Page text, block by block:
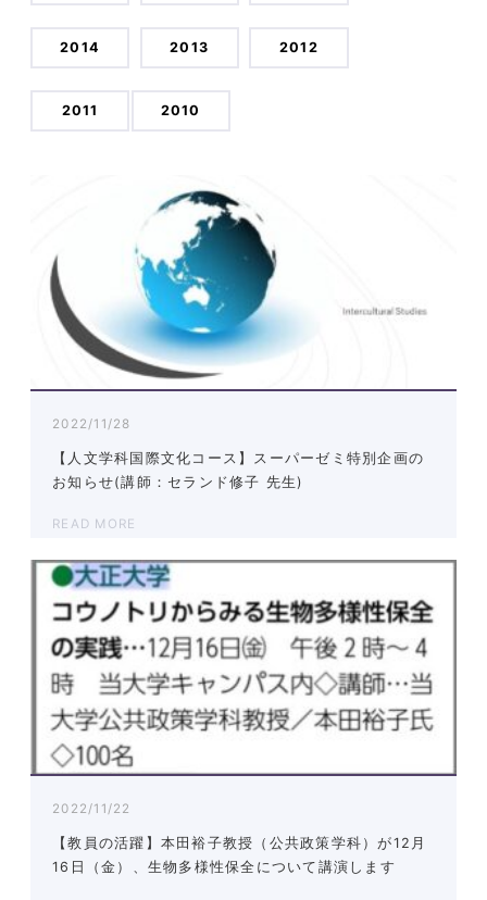
2014 2013 2012
2011 2010
2022/11/28
【人文学科国際文化コース】スーパーゼミ特別企画の
お知らせ(講師：セランド修子 先生)
READ MORE
2022/11/22
【教員の活躍】本田裕子教授（公共政策学科）が12月
16日（金）、生物多様性保全について講演します